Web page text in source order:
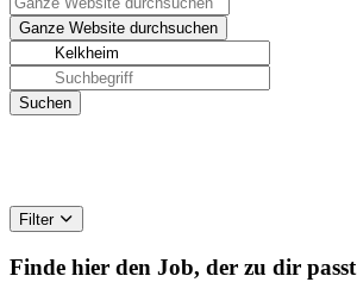
Filter
Finde hier den Job, der zu dir passt